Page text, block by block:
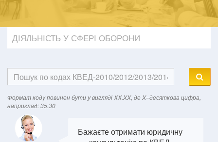
ДІЯЛЬНІСТЬ У СФЕРІ ОБОРОНИ
Формат кодy повинен бути у вигляді XX.XX, де X–десяткова цифра,
наприклад: 35.30
Бажаєте отримати юридичну